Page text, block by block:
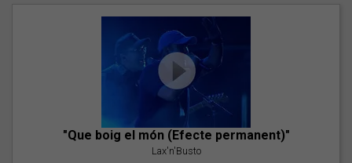
"Que boig el món (Efecte permanent)"
Lax'n'Busto